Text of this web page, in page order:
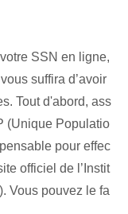
SSN en ligne,
suffira d’avoir
Tout d'abord, ass
(Unique Populatio
pour effec
officiel de l’Instit
Vous pouvez le fa